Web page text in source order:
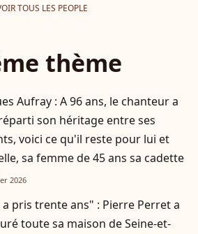
TOUS LES PEOPLE
thème
Aufray : A 96 ans, le chanteur a
son héritage entre ses
voici ce qu'il reste pour lui et
sa femme de 45 ans sa cadette
2026
a pris trente ans" : Pierre Perret a
toute sa maison de Seine-et-